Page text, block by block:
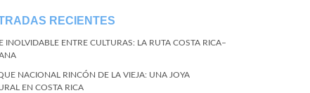
RECIENTES
INOLVIDABLE ENTRE CULTURAS: LA RUTA COSTA RICA–
NACIONAL RINCÓN DE LA VIEJA: UNA JOYA
EN COSTA RICA